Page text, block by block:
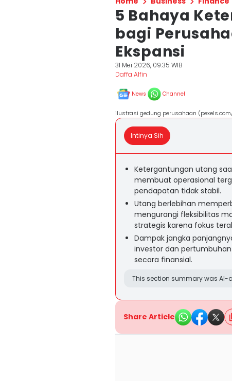
5 Bahaya
bagi
Ekspansi
31 Mei 2026, 09:35 WIB
Daffa Alfin
News Channel
ilustrasi gedung perusahaan
Intinya Sih
Ketergantungan utang
membuat operasional
pendapatan tidak stabil.
Utang berlebihan
mengurangi fleksibilitas
strategis karena fokus
Dampak jangka
investor dan
secara finansial.
This section summary was AI-
Share Article